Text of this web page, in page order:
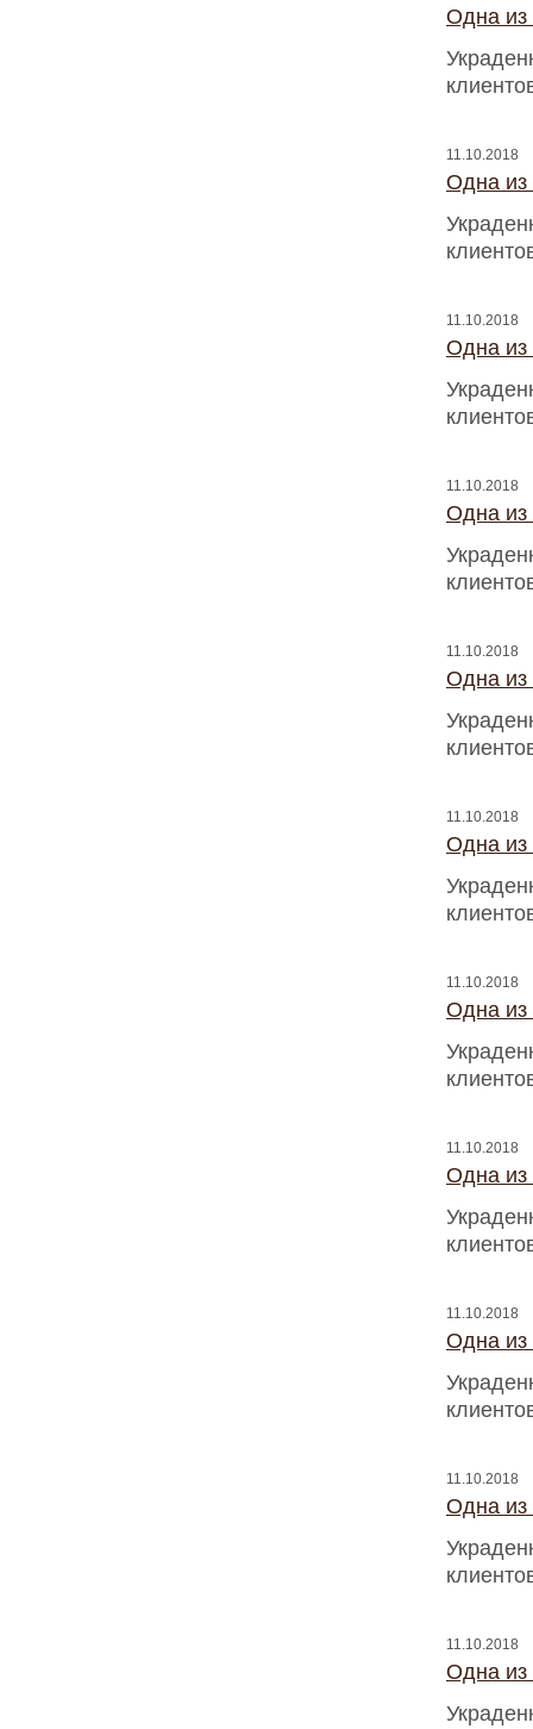
Одна из
11.10.2018
Одна из
11.10.2018
Одна из
11.10.2018
Одна из
11.10.2018
Одна из
11.10.2018
Одна из
11.10.2018
Одна из
11.10.2018
Одна из
11.10.2018
Одна из
11.10.2018
Одна из
11.10.2018
Одна из